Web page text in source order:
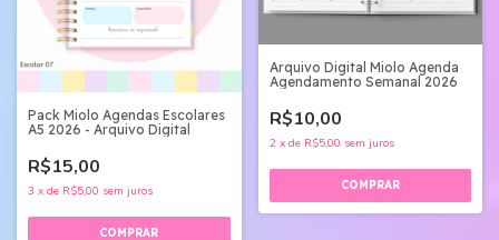
Pack Miolo Agendas Escolares
A5 2026 - Arquivo Digital
R$15,00
3 x de R$5,00 sem juros
Arquivo Digital Miolo Agenda
Agendamento Semanal 2026
R$10,00
2 x de R$5,00 sem juros